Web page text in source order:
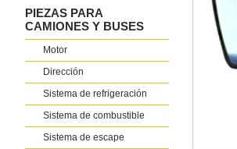
PIEZAS PARA
CAMIONES Y BUSES
Motor
Dirección
Sistema de refrigeración
Sistema de combustible
Sistema de escape